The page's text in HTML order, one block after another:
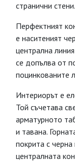
странични стени.
Перфектният
е наситеният
централна
се допълва от
поцинкованите
Интериорът е
Той съчетава
арматурното
и тавана.
покрита с
централната